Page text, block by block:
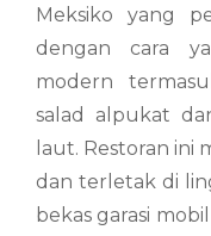
Meksiko yang
dengan cara
modern
salad alpukat
laut. Restoran ini
dan terletak di
bekas garasi